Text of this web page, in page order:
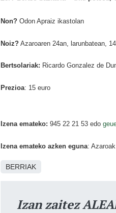
Non? Odon Apraiz ikastolan
Noiz? Azaroaren 24an, larunbatean,
Bertsolariak: Ricardo Gonzalez de
Prezioa: 15 euro
Izena emateko: 945 22 21 53 edo
Izena emateko azken eguna:
BERRIAK
Izan zaitez